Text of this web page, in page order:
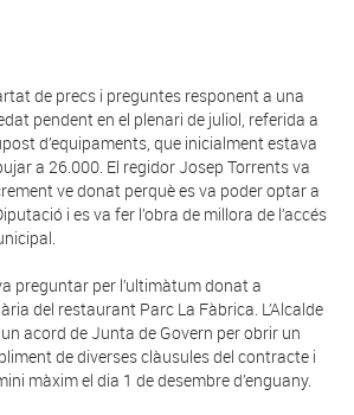
de precs i preguntes responent a una
pendent en el plenari de juliol, referida a
d’equipaments, que inicialment estava
a 26.000. El regidor Josep Torrents va
ve donat perquè es va poder optar a
i es va fer l’obra de millora de l’accés
preguntar per l’ultimàtum donat a
del restaurant Parc La Fàbrica. L’Alcalde
acord de Junta de Govern per obrir un
de diverses clàusules del contracte i
màxim el dia 1 de desembre d’enguany.